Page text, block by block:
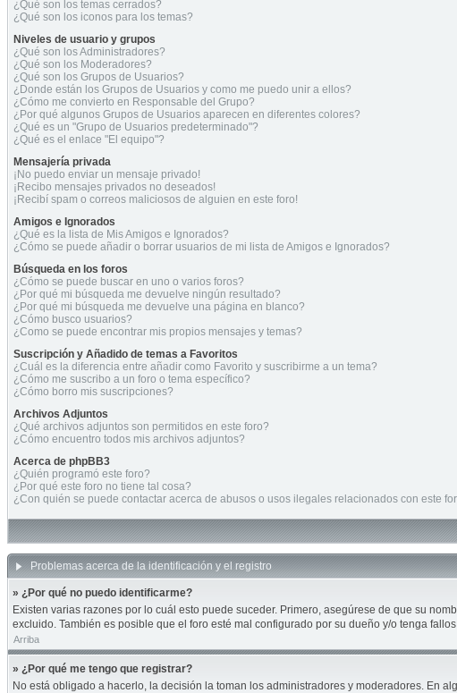
¿Qué son los temas cerrados?
¿Qué son los iconos para los temas?
Niveles de usuario y grupos
¿Qué son los Administradores?
¿Qué son los Moderadores?
¿Qué son los Grupos de Usuarios?
¿Donde están los Grupos de Usuarios y como me puedo unir a ellos?
¿Cómo me convierto en Responsable del Grupo?
¿Por qué algunos Grupos de Usuarios aparecen en diferentes colores?
¿Qué es un "Grupo de Usuarios predeterminado"?
¿Qué es el enlace "El equipo"?
Mensajería privada
¡No puedo enviar un mensaje privado!
¡Recibo mensajes privados no deseados!
¡Recibí spam o correos maliciosos de alguien en este foro!
Amigos e Ignorados
¿Qué es la lista de Mis Amigos e Ignorados?
¿Cómo se puede añadir o borrar usuarios de mi lista de Amigos e Ignorados?
Búsqueda en los foros
¿Cómo se puede buscar en uno o varios foros?
¿Por qué mi búsqueda me devuelve ningún resultado?
¿Por qué mi búsqueda me devuelve una página en blanco?
¿Cómo busco usuarios?
¿Como se puede encontrar mis propios mensajes y temas?
Suscripción y Añadido de temas a Favoritos
¿Cuál es la diferencia entre añadir como Favorito y suscribirme a un tema?
¿Cómo me suscribo a un foro o tema específico?
¿Cómo borro mis suscripciones?
Archivos Adjuntos
¿Qué archivos adjuntos son permitidos en este foro?
¿Cómo encuentro todos mis archivos adjuntos?
Acerca de phpBB3
¿Quién programó este foro?
¿Por qué este foro no tiene tal cosa?
¿Con quién se puede contactar acerca de abusos o usos ilegales relacionados con este
Problemas acerca de la identificación y el registro
» ¿Por qué no puedo identificarme?
Existen varias razones por lo cuál esto puede suceder. Primero, asegúrese de que su
excluido. También es posible que el foro esté mal configurado por su dueño y/o tenga
Arriba
» ¿Por qué me tengo que registrar?
No está obligado a hacerlo, la decisión la toman los administradores y moderadores. En